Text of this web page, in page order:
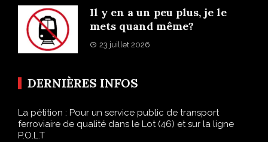
Il y en a un peu plus, je le
mets quand même?
23 juillet 2026
DERNIÈRES INFOS
La pétition : Pour un service public de transport
ferroviaire de qualité dans le Lot (46) et sur la ligne
P.O.L.T